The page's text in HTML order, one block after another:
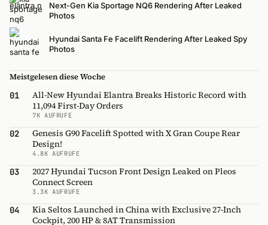
Next-Gen Kia Sportage NQ6 Rendering After Leaked
Photos
Hyundai Santa Fe Facelift Rendering After Leaked Spy
Photos
Meistgelesen diese Woche
01
All-New Hyundai Elantra Breaks Historic Record with
11,094 First-Day Orders
7K AUFRUFE
02
Genesis G90 Facelift Spotted with X Gran Coupe Rear
Design!
4.8K AUFRUFE
03
2027 Hyundai Tucson Front Design Leaked on Pleos
Connect Screen
3.3K AUFRUFE
04
Kia Seltos Launched in China with Exclusive 27-Inch
Cockpit, 200 HP & 8AT Transmission